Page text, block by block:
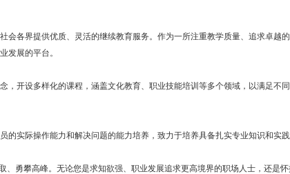
界提供优质、灵活的继续教育服务。作为一所注重教学质量、追求卓越
发展的平台。
设多样化的课程，涵盖文化教育、职业技能培训等多个领域，以满足不
际操作能力和解决问题的能力培养，致力于培养具备扎实专业知识和实践
攀高峰。无论您是求知欲强、职业发展追求更高境界的职场人士，还是怀